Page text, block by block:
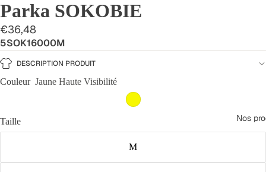
Nos
Parka SOKOBIE
€36,48
5SOK16000M
DESCRIPTION PRODUIT
Couleur Jaune Haute Visibilité
Taille
M